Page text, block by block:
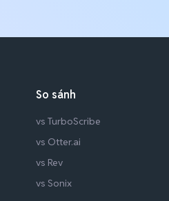
So sánh
vs TurboScribe
vs Otter.ai
vs Rev
vs Sonix